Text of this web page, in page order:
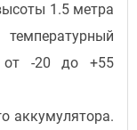
1.5 метра
от -20 до +55
аккумулятора.